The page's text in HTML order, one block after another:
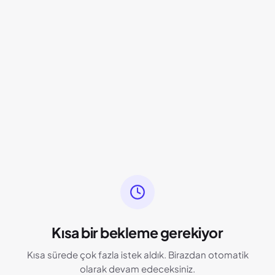
Kısa bir bekleme gerekiyor
Kısa sürede çok fazla istek aldık. Birazdan otomatik
olarak devam edeceksiniz.